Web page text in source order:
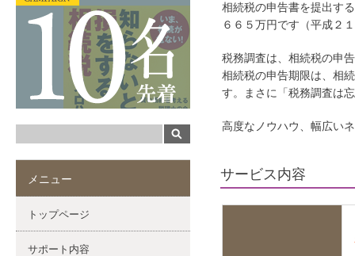
相続税の申告書を提出す
６６５万円です（平成２
税務調査は、相続税の申
相続税の申告期限は、相
す。まさに「税務調査は
高度なノウハウ、幅広い
サービス内容
メニュー
トップページ
サポート内容